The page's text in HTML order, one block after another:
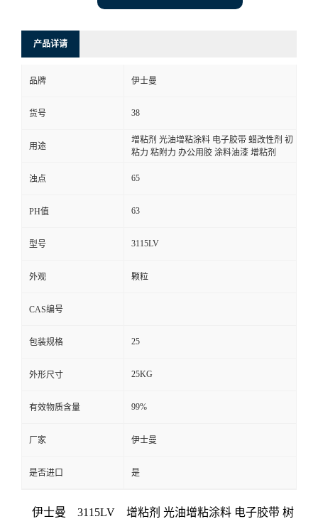
产品详请
品牌 伊士曼
货号 38
用途
增粘剂 光油增粘涂料 电子胶带 蜡改性剂 初
粘力 粘附力 办公用胶 涂料油漆 增粘剂
浊点 65
PH值 63
型号 3115LV
外观 颗粒
CAS编号
包装规格 25
外形尺寸 25KG
有效物质含量 99%
厂家 伊士曼
是否进口 是
伊士曼 3115LV 增粘剂 光油增粘涂料 电子胶带 树